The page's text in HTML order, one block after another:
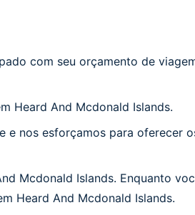
com seu orçamento de
Heard And Mcdonald Islands.
e nos esforçamos para oferecer
Mcdonald Islands. Enquanto
Heard And Mcdonald Islands.